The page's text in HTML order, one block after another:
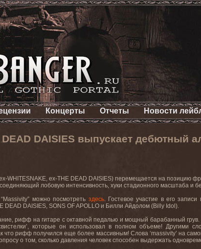
Концерты Отчеты Новости
DAISIES выпускает дебютный
WHITESNAKE, ex-THE DEAD DAISIES) перемещается на позицию
лобовую интенсивность, хуки стадионного масштаба и
можно посмотреть здесь. Гостевое участие в его
DEAD DAISIES, SONS OF APOLLO и Билли Айдолом (Billy Idol).
рифф на гитаре с октавной педалью и мощный барабанный
которые он использовал в полном объеме! Другими
рифф получился еще более массивным! Слова ‘massivity’ на
о том, сколько давления человек способен выдержать